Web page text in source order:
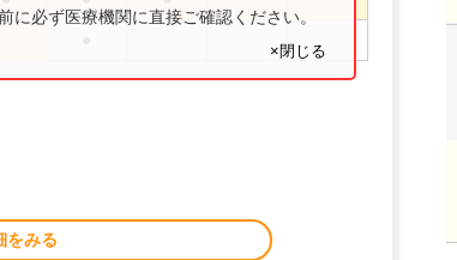
必ず医療機関に直接ご確認ください。
×閉じる
をみる